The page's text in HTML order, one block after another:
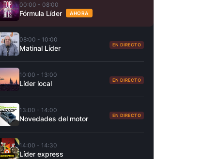
00:00 - 08:00
Fórmula Líder AHORA
08:00 - 10:00
Matinal Líder EN DIRECTO
10:00 - 13:00
Líder local EN DIRECTO
13:00 - 14:00
Novedades del motor EN DIRECTO
14:00 - 14:30
Líder express